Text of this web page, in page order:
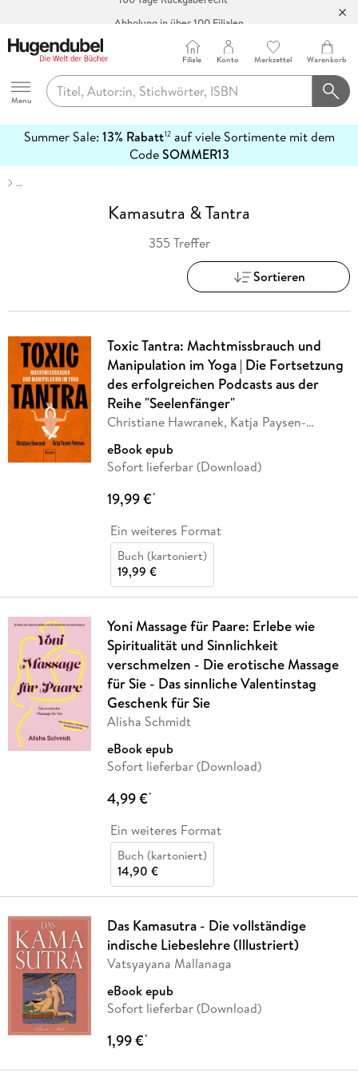
Hugendubel
Menu
Filiale Konto Merkzettel Warenkorb
Summer Sale: 13% Rabatt12auf viele Sortimente mit dem
CodeSOMMER13
erfahren
…
Kamasutra & Tantra
355 Treffer
Sortieren
Toxic Tantra: Machtmissbrauch und
Manipulation im Yoga | Die Fortsetzung
des erfolgreichen Podcasts aus der
Reihe "Seelenfänger"
Christiane Hawranek, Katja Paysen-
eBook epub
Sofort lieferbar (Download)
19,99 €*
Ein weiteres Format
Buch (kartoniert)
19,99 €
Yoni Massage für Paare: Erlebe wie
Spiritualität und Sinnlichkeit
verschmelzen - Die erotische Massage
für Sie - Das sinnliche Valentinstag
Geschenk für Sie
Alisha Schmidt
eBook epub
Sofort lieferbar (Download)
4,99 €*
Ein weiteres Format
Buch (kartoniert)
14,90 €
Das Kamasutra - Die vollständige
indische Liebeslehre (Illustriert)
Vatsyayana Mallanaga
eBook epub
Sofort lieferbar (Download)
1,99 €*